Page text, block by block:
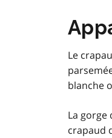
Le
blanche
La gorge
crapaud